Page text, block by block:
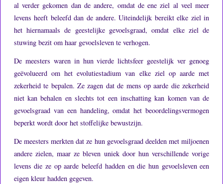
al verder gekomen dan de andere, omdat de ene ziel al veel meer
levens heeft beleefd dan de andere.Uiteindelijk bereikt elke ziel in
het hiernamaals de geestelijke gevoelsgraad, omdat elke ziel de
stuwing bezit om haar gevoelsleven te verhogen.
De meesters waren in hun vierde lichtsfeer geestelijk ver genoeg
geëvolueerd om het evolutiestadium van elke ziel op aarde met
zekerheid te bepalen. Ze zagen dat de mens op aarde die zekerheid
niet kan behalen en slechts tot een inschatting kan komen van de
gevoelsgraad van een handeling, omdat het beoordelingsvermogen
beperkt wordt door het stoffelijke bewustzijn.
De meesters merkten dat ze hun gevoelsgraad deelden met miljoenen
andere zielen, maar ze bleven uniek door hun verschillende vorige
levens die ze op aarde beleefd hadden en die hun gevoelsleven een
eigen kleur hadden gegeven.